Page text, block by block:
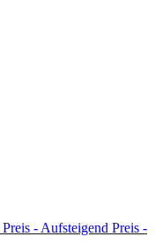
Preis - Aufsteigend Preis -